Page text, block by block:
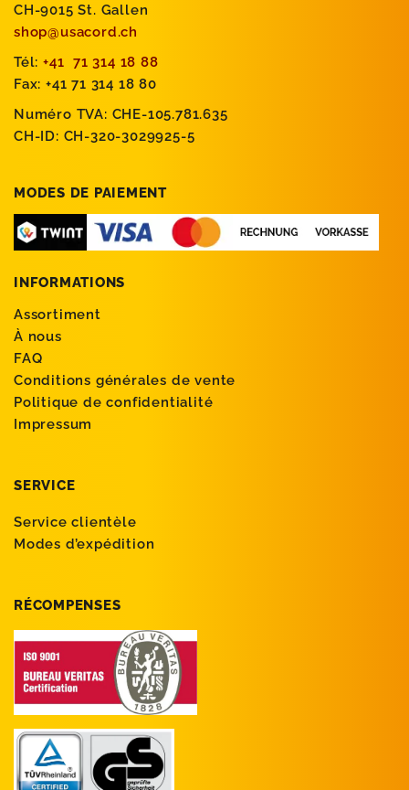
CH-9015 St. Gallen
shop@usacord.ch
Tél: +41 71 314 18 88
Fax: +41 71 314 18 80
Numéro TVA: CHE-105.781.635
CH-ID: CH-320-3029925-5
MODES DE PAIEMENT
INFORMATIONS
Assortiment
À nous
FAQ
Conditions générales de vente
Politique de confidentialité
Impressum
SERVICE
Service clientèle
Modes d’expédition
RÉCOMPENSES